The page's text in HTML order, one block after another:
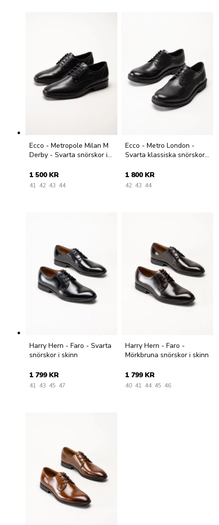
Ecco - Metropole Milan M
Derby - Svarta snörskor i
1 500 KR
41 42 43 44
Ecco - Metro London -
Svarta klassiska snörskor i
1 800 KR
42 43 44
Harry Hern - Faro - Svarta
snörskor i skinn
1 799 KR
41 43 45 47
Harry Hern - Faro -
Mörkbruna snörskor i skinn
1 799 KR
40 41 44 45 46